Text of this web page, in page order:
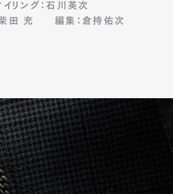
About
Pen tw
イリング：石川英次
田 充 編集：倉持佑次